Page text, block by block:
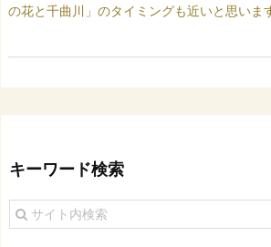
の花と千曲川」のタイミングも近いと思いま
キーワード検索